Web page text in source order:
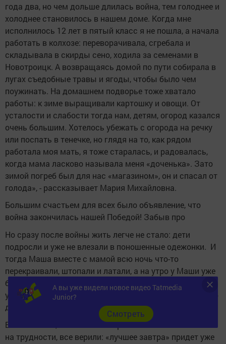
года два, но чем дольше длилась война, тем голоднее и
холоднее становилось в нашем доме. Когда мне
исполнилось 12 лет в пятый класс я не пошла, а начала
работать в колхозе: переворачивала, сгребала и
складывала в скирды сено, ходила за семенами в
Новотроицк. А возвращаясь домой по пути собирала в
лугах съедобные травы и ягоды, чтобы было чем
поужинать. На домашнем подворье тоже хватало
работы: к зиме выращивали картошку и овощи. От
усталости и слабости тогда нам, детям, огород казался
очень большим. Хотелось убежать с огорода на речку
или поспать в тенечке, но глядя на то, как рядом
работала моя мать, я тоже старалась, и радовалась,
когда мама ласково называла меня «доченька». Зато
зимой погреб был для нас «магазином», он и спасал от
голода», - рассказывает Мария Михайловна.
Большим счастьем для всех было объявление, что
война закончилась нашей Победой! Забыв про
Но сразу после войны жить легче не стало: дети
подросли и уже не влезали в поношенные одежонки. И
тогда Маша вместе с мамой всю ночь что-то
перекраивали, штопали и латали, а на утро у Маши уже
была «новенькая» теплая одежка, в которой она
уходила чистить делянки в лесу или строить насыпную
дорогу.
Было тяжело, но в семье не принято было жаловаться
на трудности, все верили: «лучшее завтра» придет уже
А вы уже видели новое видео Tatmedia
Junior?
Cмотреть